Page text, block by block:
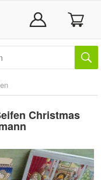
Christmas